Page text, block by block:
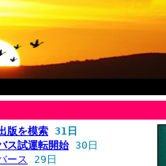
版を模索 31日
ス試運転開始 30日
ース
29日